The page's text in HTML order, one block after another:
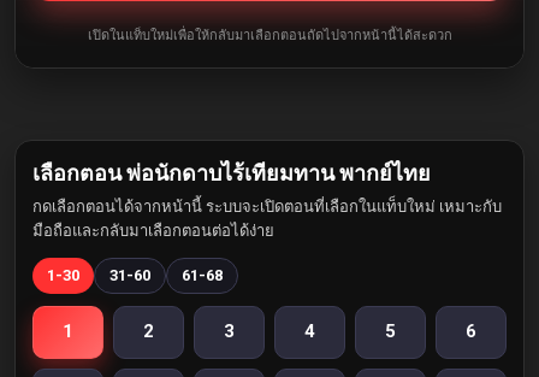
เปิดในแท็บใหม่เพื่อให้กลับมาเลือกตอนถัดไปจากหน้านี้ได้สะดวก
เลือกตอน พ่อนักดาบไร้เทียมทาน พากย์ไทย
กดเลือกตอนได้จากหน้านี้ ระบบจะเปิดตอนที่เลือกในแท็บใหม่ เหมาะกับ
มือถือและกลับมาเลือกตอนต่อได้ง่าย
1-30 31-60 61-68
1 2 3 4 5 6